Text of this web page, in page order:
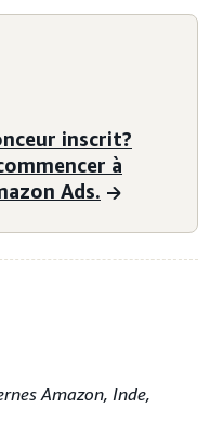
inscrit?
à
Ads.
Amazon, Inde,